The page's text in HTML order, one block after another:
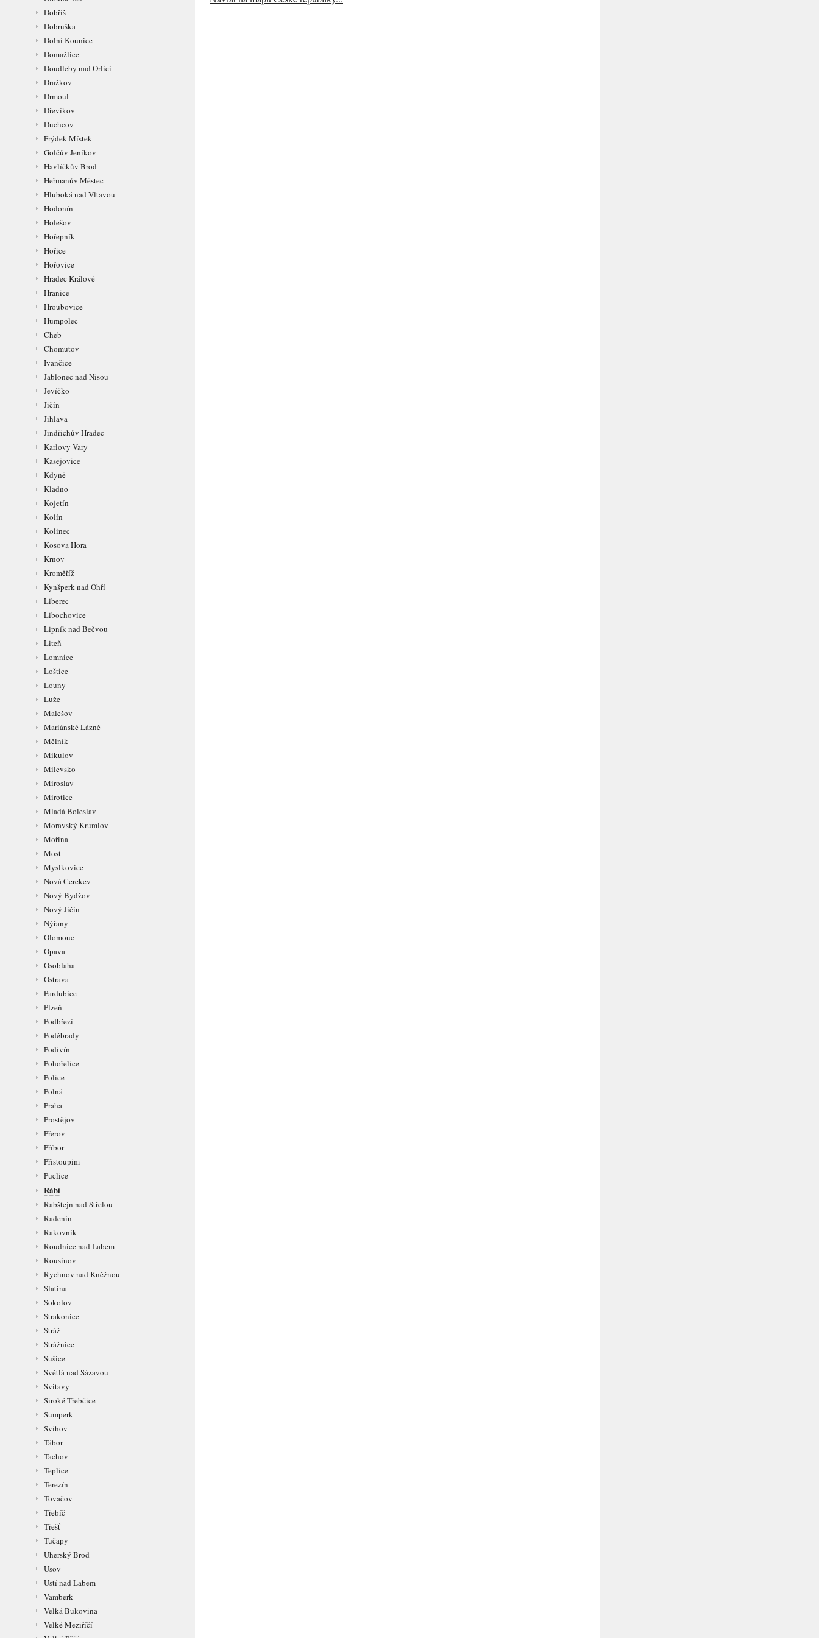
Dobříš
Dobruška
Dolní Kounice
Domažlice
Doudleby nad Orlicí
Dražkov
Drmoul
Dřevíkov
Duchcov
Frýdek-Místek
Golčův Jeníkov
Havlíčkův Brod
Heřmanův Městec
Hluboká nad Vltavou
Hodonín
Holešov
Hořepník
Hořice
Hořovice
Hradec Králové
Hranice
Hroubovice
Humpolec
Cheb
Chomutov
Ivančice
Jablonec nad Nisou
Jevíčko
Jičín
Jihlava
Jindřichův Hradec
Karlovy Vary
Kasejovice
Kdyně
Kladno
Kojetín
Kolín
Kolinec
Kosova Hora
Krnov
Kroměříž
Kynšperk nad Ohří
Liberec
Libochovice
Lipník nad Bečvou
Liteň
Lomnice
Loštice
Louny
Luže
Malešov
Mariánské Lázně
Mělník
Mikulov
Milevsko
Miroslav
Mirotice
Mladá Boleslav
Moravský Krumlov
Mořina
Most
Myslkovice
Nová Cerekev
Nový Bydžov
Nový Jičín
Nýřany
Olomouc
Opava
Osoblaha
Ostrava
Pardubice
Plzeň
Podbřezí
Poděbrady
Podivín
Pohořelice
Police
Polná
Praha
Prostějov
Přerov
Příbor
Přistoupim
Puclice
Rábí
Rabštejn nad Střelou
Radenín
Rakovník
Roudnice nad Labem
Rousínov
Rychnov nad Kněžnou
Slatina
Sokolov
Strakonice
Stráž
Strážnice
Sušice
Světlá nad Sázavou
Svitavy
Široké Třebčice
Šumperk
Švihov
Tábor
Tachov
Teplice
Terezín
Tovačov
Třebíč
Třešť
Tučapy
Uherský Brod
Úsov
Ústí nad Labem
Vamberk
Velká Bukovina
Velké Meziříčí